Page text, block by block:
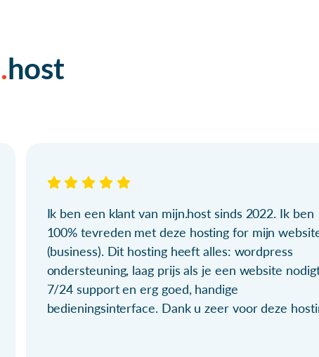
host
Ik ben een klant van mijn.host sinds 2022. Ik ben
100% tevreden met deze hosting for mijn
(business). Dit hosting heeft alles: wordpress
ondersteuning, laag prijs als je een website
7/24 support en erg goed, handige
bedieningsinterface. Dank u zeer voor deze